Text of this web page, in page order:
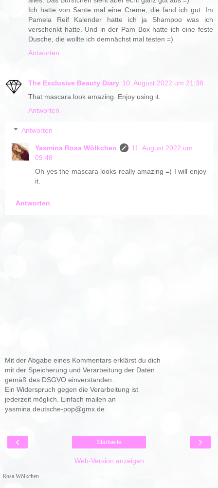
Ich hatte von Sante mal eine Creme, die fand ich gut. Im
Pamela Reif Kalender hatte ich ja Shampoo was ich
verschenkt hatte. Und in der Pam Box hatte ich eine feste
Dusche, die wollte ich demnächst mal testen =)
Antworten
The Exclusive Beauty Diary 10. August 2022 um 21:38
That mascara look amazing. Enjoy using it.
Antworten
Antworten
Yasmina Rosa Wölkchen
11. August 2022 um
09:48
Oh yes the mascara looks really amazing =) I will enjoy
it.
Antworten
Mit der Abgabe eines Kommentars erklärst du dich
mit der Speicherung und Verarbeitung der Daten
gemäß des DSGVO einverstanden.
Ein Widerspruch gegen die Verarbeitung ist
jederzeit möglich. Einfach mailen an
yasmina.deutsche-pop@gmx.de
‹ ›
Startseite
Web-Version anzeigen
Rosa Wölkchen